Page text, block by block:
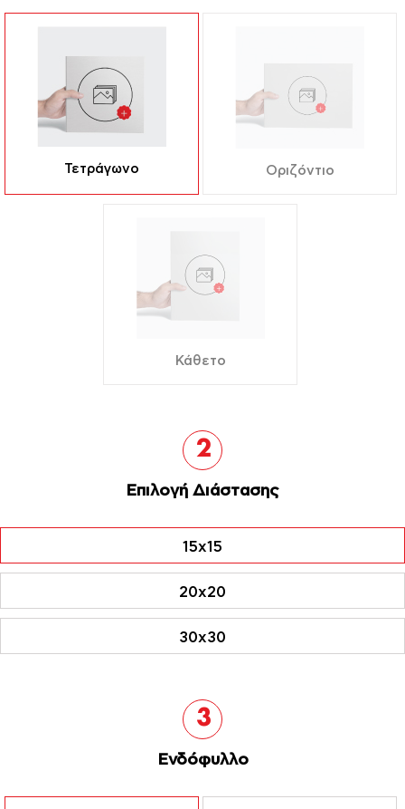
Τετράγωνο Οριζόντιο
Κάθετο
2
Επιλογή Διάστασης
15x15
20x20
30x30
3
Ενδόφυλλο